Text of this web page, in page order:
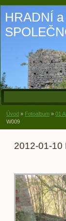
HRADNÍ
Úvod » Fotoalbum » 01
W009
2012-01-10